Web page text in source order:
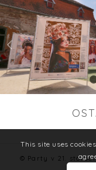
© Party v 21. storočí
This site uses